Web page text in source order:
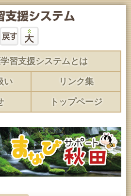
習支援システムとは
い リンク集
トップページ